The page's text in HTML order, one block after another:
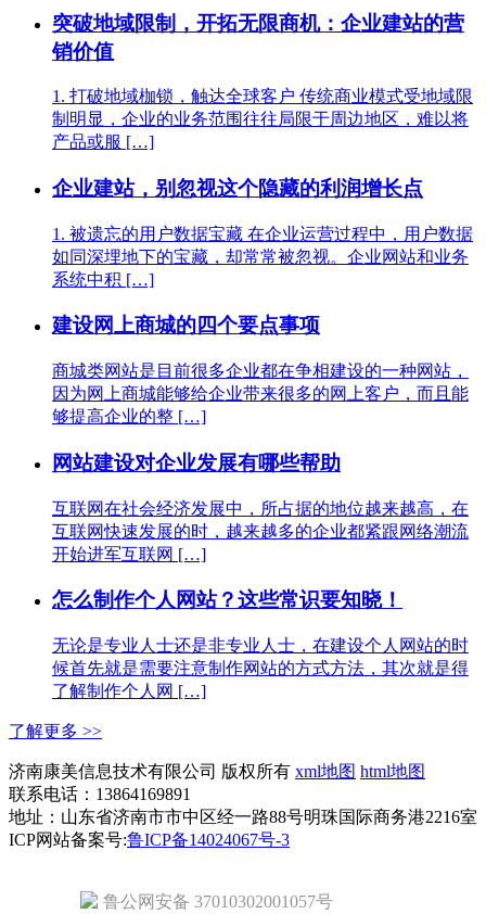
突破地域限制，开拓无限商机：企业建站的营
销价值
1. 打破地域枷锁，触达全球客户 传统商业模式受地域限
制明显，企业的业务范围往往局限于周边地区，难以将
产品或服 […]
企业建站，别忽视这个隐藏的利润增长点
1. 被遗忘的用户数据宝藏 在企业运营过程中，用户数据
如同深埋地下的宝藏，却常常被忽视。企业网站和业务
系统中积 […]
建设网上商城的四个要点事项
商城类网站是目前很多企业都在争相建设的一种网站，
因为网上商城能够给企业带来很多的网上客户，而且能
够提高企业的整 […]
网站建设对企业发展有哪些帮助
互联网在社会经济发展中，所占据的地位越来越高，在
互联网快速发展的时，越来越多的企业都紧跟网络潮流
开始进军互联网 […]
怎么制作个人网站？这些常识要知晓！
无论是专业人士还是非专业人士，在建设个人网站的时
候首先就是需要注意制作网站的方式方法，其次就是得
了解制作个人网 […]
了解更多 >>
济南康美信息技术有限公司 版权所有 xml地图 html地图
联系电话：13864169891
地址：山东省济南市市中区经一路88号明珠国际商务港2216室
ICP网站备案号:鲁ICP备14024067号-3
鲁公网安备 37010302001057号